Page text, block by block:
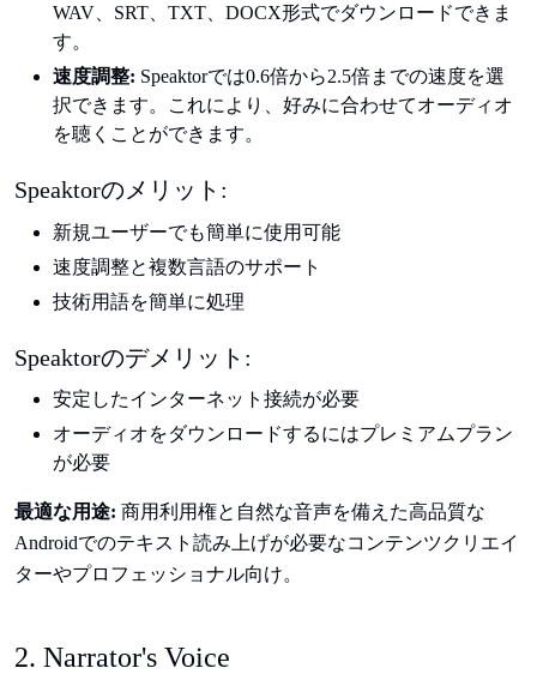
WAV、SRT、TXT、DOCX形式でダウンロードできま
す。
速度調整: Speaktorでは0.6倍から2.5倍までの速度を選
択できます。これにより、好みに合わせてオーディオ
を聴くことができます。
Speaktorのメリット:
新規ユーザーでも簡単に使用可能
速度調整と複数言語のサポート
技術用語を簡単に処理
Speaktorのデメリット:
安定したインターネット接続が必要
オーディオをダウンロードするにはプレミアムプラン
が必要
最適な用途: 商用利用権と自然な音声を備えた高品質な
Androidでのテキスト読み上げが必要なコンテンツクリエイ
ターやプロフェッショナル向け。
2. Narrator's Voice